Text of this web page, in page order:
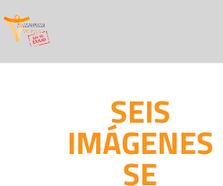
SEIS
IMÁGENES
SE